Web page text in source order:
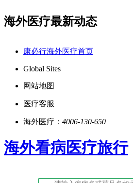
海外医疗最新动态
康必行海外医疗首页
Global Sites
网站地图
医疗客服
海外医疗： 4006-130-650
海外看病医疗旅行